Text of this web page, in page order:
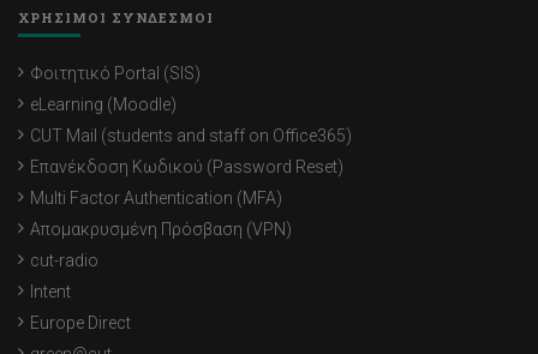
ΧΡΗΣΙΜΟΙ ΣΥΝΔΕΣΜΟΙ
Φοιτητικό Portal (SIS)
eLearning (Moodle)
CUT Mail (students and staff on Office365)
Επανέκδοση Κωδικού (Password Reset)
Multi Factor Authentication (MFA)
Απομακρυσμένη Πρόσβαση (VPN)
cut-radio
Intent
Europe Direct